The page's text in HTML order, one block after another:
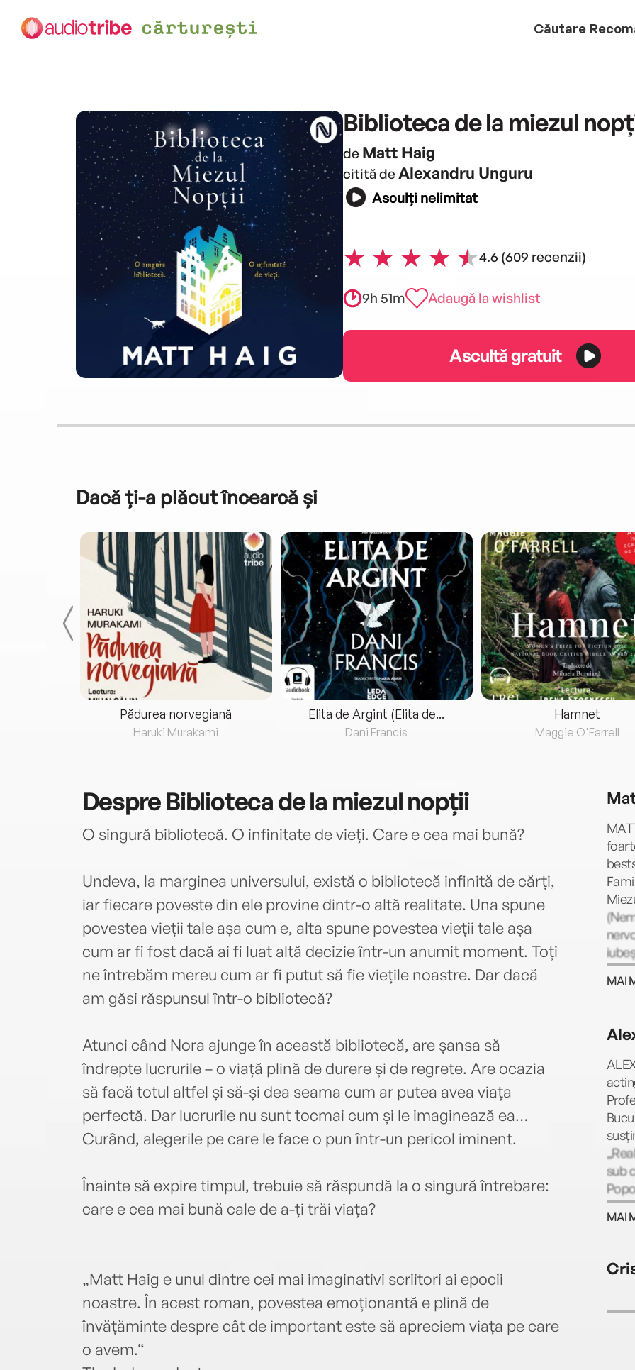
Căutare
Biblioteca de la miezul
de Matt Haig
citită de Alexandru Unguru
Asculți nelimitat
4.6 (609 recenzii)
9h 51m Adaugă la wishlist
Ascultă gratuit
Dacă ți-a plăcut încearcă și
Pădurea norvegiană
Haruki Murakami
Elita de Argint (Elita de...
Dani Francis
Hamnet
Maggie O'Farrell
DespreBiblioteca de la miezul nopții
O singură bibliotecă. O infinitate de vieți. Care e cea mai bună?
Undeva, la marginea universului, există o bibliotecă infinită de cărți,
iar fiecare poveste din ele provine dintr-o altă realitate. Una spune
povestea vieții tale așa cum e, alta spune povestea vieții tale așa
cum ar fi fost dacă ai fi luat altă decizie într-un anumit moment. Toți
ne întrebăm mereu cum ar fi putut să fie viețile noastre. Dar dacă
am găsi răspunsul într-o bibliotecă?
Atunci când Nora ajunge în această bibliotecă, are șansa să
îndrepte lucrurile – o viață plină de durere și de regrete. Are ocazia
să facă totul altfel și să-și dea seama cum ar putea avea viața
perfectă. Dar lucrurile nu sunt tocmai cum și le imaginează ea…
Curând, alegerile pe care le face o pun într-un pericol iminent.
Înainte să expire timpul, trebuie să răspundă la o singură întrebare:
care e cea mai bună cale de a-ți trăi viața?
„Matt Haig e unul dintre cei mai imaginativi scriitori ai epocii
noastre. În acest roman, povestea emoționantă e plină de
învățăminte despre cât de important este să apreciem viața pe care
o avem.“
ori
și
fost
MAI
sub
MAI